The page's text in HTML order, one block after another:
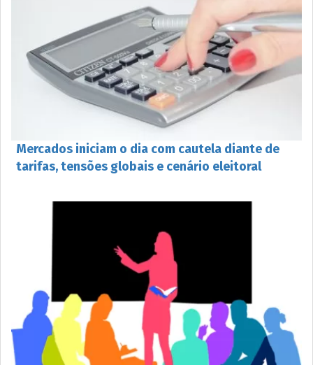
Mercados iniciam o dia com cautela diante de
tarifas, tensões globais e cenário eleitoral